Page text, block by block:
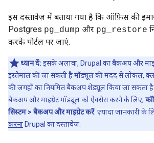
इस दस्तावेज़ में बताया गया है कि ऑफ़िस की
Postgres pg_dump और pg_restore
करके पोर्टल पर जाएं.
ध्यान दें: इसके अलावा, Drupal का बैकअप और
इस्तेमाल की जा सकती है मॉड्यूल की मदद से लोकल,
की जगहों का नियमित बैकअप शेड्यूल किया जा सकता है.
बैकअप और माइग्रेट मॉड्यूल को ऐक्सेस करने के लिए,
सिस्टम > बैकअप और माइग्रेट करें. ज़्यादा जानकारी के
करना Drupal का दस्तावेज़.